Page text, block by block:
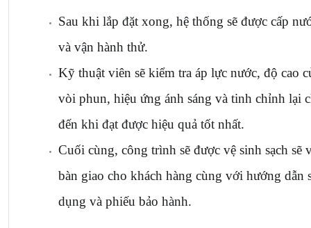
Sau khi lắp đặt xong, hệ thống sẽ được cấp
và vận hành thử.
Kỹ thuật viên sẽ kiểm tra áp lực nước, độ cao
vòi phun, hiệu ứng ánh sáng và tinh chỉnh lại
đến khi đạt được hiệu quả tốt nhất.
Cuối cùng, công trình sẽ được vệ sinh sạch sẽ
bàn giao cho khách hàng cùng với hướng dẫn
dụng và phiếu bảo hành.